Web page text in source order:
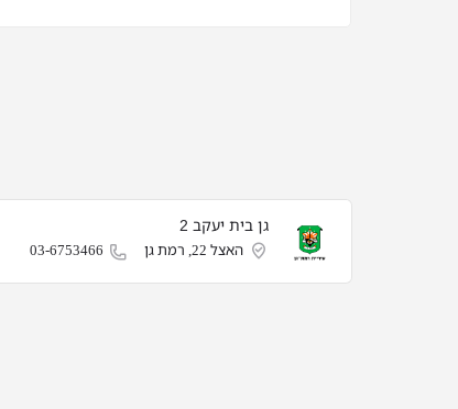
גן בית יעקב 2
האצל 22, רמת גן 03-6753466